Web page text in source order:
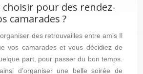
choisir pour des rendez-
camarades ?
des retrouvailles entre amis Il
vos camarades et vous décidiez de
part, pour passer du bon temps.
d’organiser une belle soirée de